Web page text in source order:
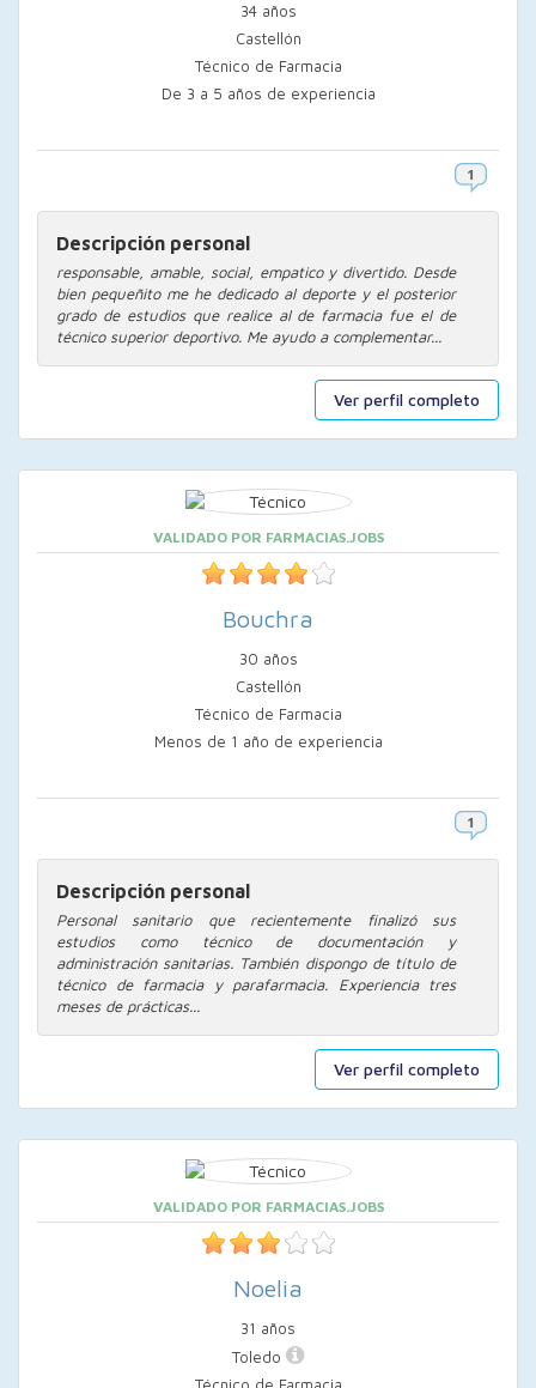
Ver perfil completo
34 años
Castellón
Técnico de Farmacia
De 3 a 5 años de experiencia
Descripción personal
responsable, amable, social, empatico y divertido. Desde
bien pequeñito me he dedicado al deporte y el posterior
grado de estudios que realice al de farmacia fue el de
técnico superior deportivo. Me ayudo a complementar...
Ver perfil completo
VALIDADO POR FARMACIAS.JOBS
Bouchra
30 años
Castellón
Técnico de Farmacia
Menos de 1 año de experiencia
Descripción personal
Personal sanitario que recientemente finalizó sus
estudios como técnico de documentación y
administración sanitarias. También dispongo de título de
técnico de farmacia y parafarmacia. Experiencia tres
meses de prácticas...
VALIDADO POR FARMACIAS.JOBS
Noelia
31 años
Toledo